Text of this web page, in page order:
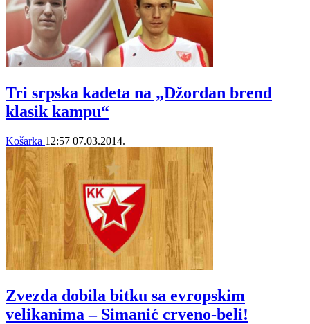
Tri srpska kadeta na „Džordan brend
klasik kampu“
Košarka 12:57 07.03.2014.
Zvezda dobila bitku sa evropskim
velikanima – Simanić crveno-beli!